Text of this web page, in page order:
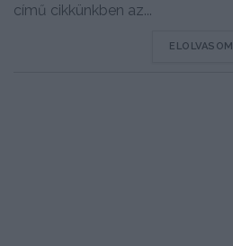
című cikkünkben az...
ELOLVASOM